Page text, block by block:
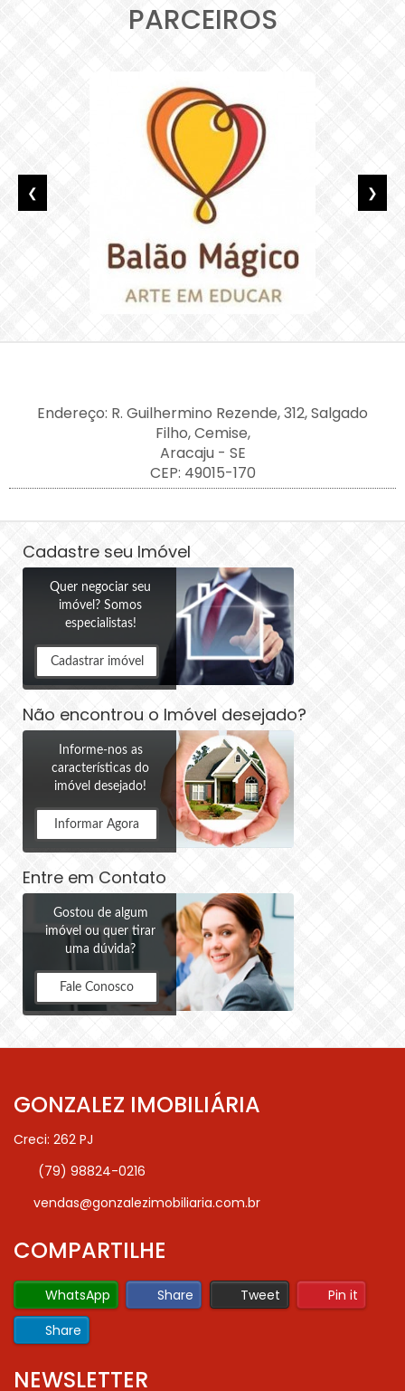
PARCEIROS
❮ ❯
Endereço: R. Guilhermino Rezende, 312, Salgado
Filho, Cemise,
Aracaju - SE
CEP: 49015-170
Cadastre seu Imóvel
Quer negociar seu
imóvel? Somos
especialistas!
Cadastrar imóvel
Não encontrou o Imóvel desejado?
Informe-nos as
características do
imóvel desejado!
Informar Agora
Entre em Contato
Gostou de algum
imóvel ou quer tirar
uma dúvida?
Fale Conosco
GONZALEZ IMOBILIÁRIA
Creci: 262 PJ
(79) 98824-0216
vendas@gonzalezimobiliaria.com.br
COMPARTILHE
WhatsApp Share Tweet
Pin it
Share
NEWSLETTER